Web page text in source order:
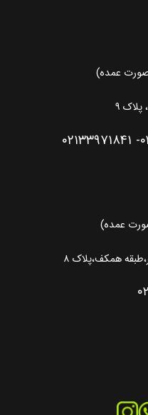
عمده)
۹
- ۰۲۱۳۳۹۷۱۸۴۱
عمده)
همکف،پلاک ۸